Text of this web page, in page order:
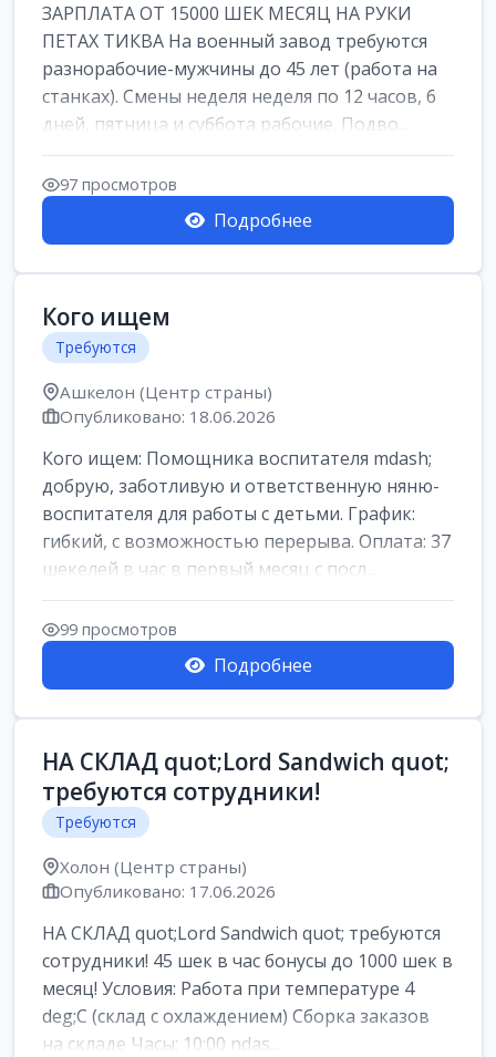
ЗАРПЛАТА ОТ 15000 ШЕК МЕСЯЦ НА РУКИ
ПЕТАХ ТИКВА На военный завод требуются
разнорабочие-мужчины до 45 лет (работа на
станках). Смены неделя неделя по 12 часов, 6
дней, пятница и суббота рабочие. Подво...
97 просмотров
Подробнее
Кого ищем
Требуются
Ашкелон (Центр страны)
Опубликовано: 18.06.2026
Кого ищем: Помощника воспитателя mdash;
добрую, заботливую и ответственную няню-
воспитателя для работы с детьми. График:
гибкий, с возможностью перерыва. Оплата: 37
шекелей в час в первый месяц с посл...
99 просмотров
Подробнее
НА СКЛАД quot;Lord Sandwich quot;
требуются сотрудники!
Требуются
Холон (Центр страны)
Опубликовано: 17.06.2026
НА СКЛАД quot;Lord Sandwich quot; требуются
сотрудники! 45 шек в час бонусы до 1000 шек в
месяц! Условия: Работа при температуре 4
deg;C (склад с охлаждением) Сборка заказов
на складе Часы: 10:00 ndas...